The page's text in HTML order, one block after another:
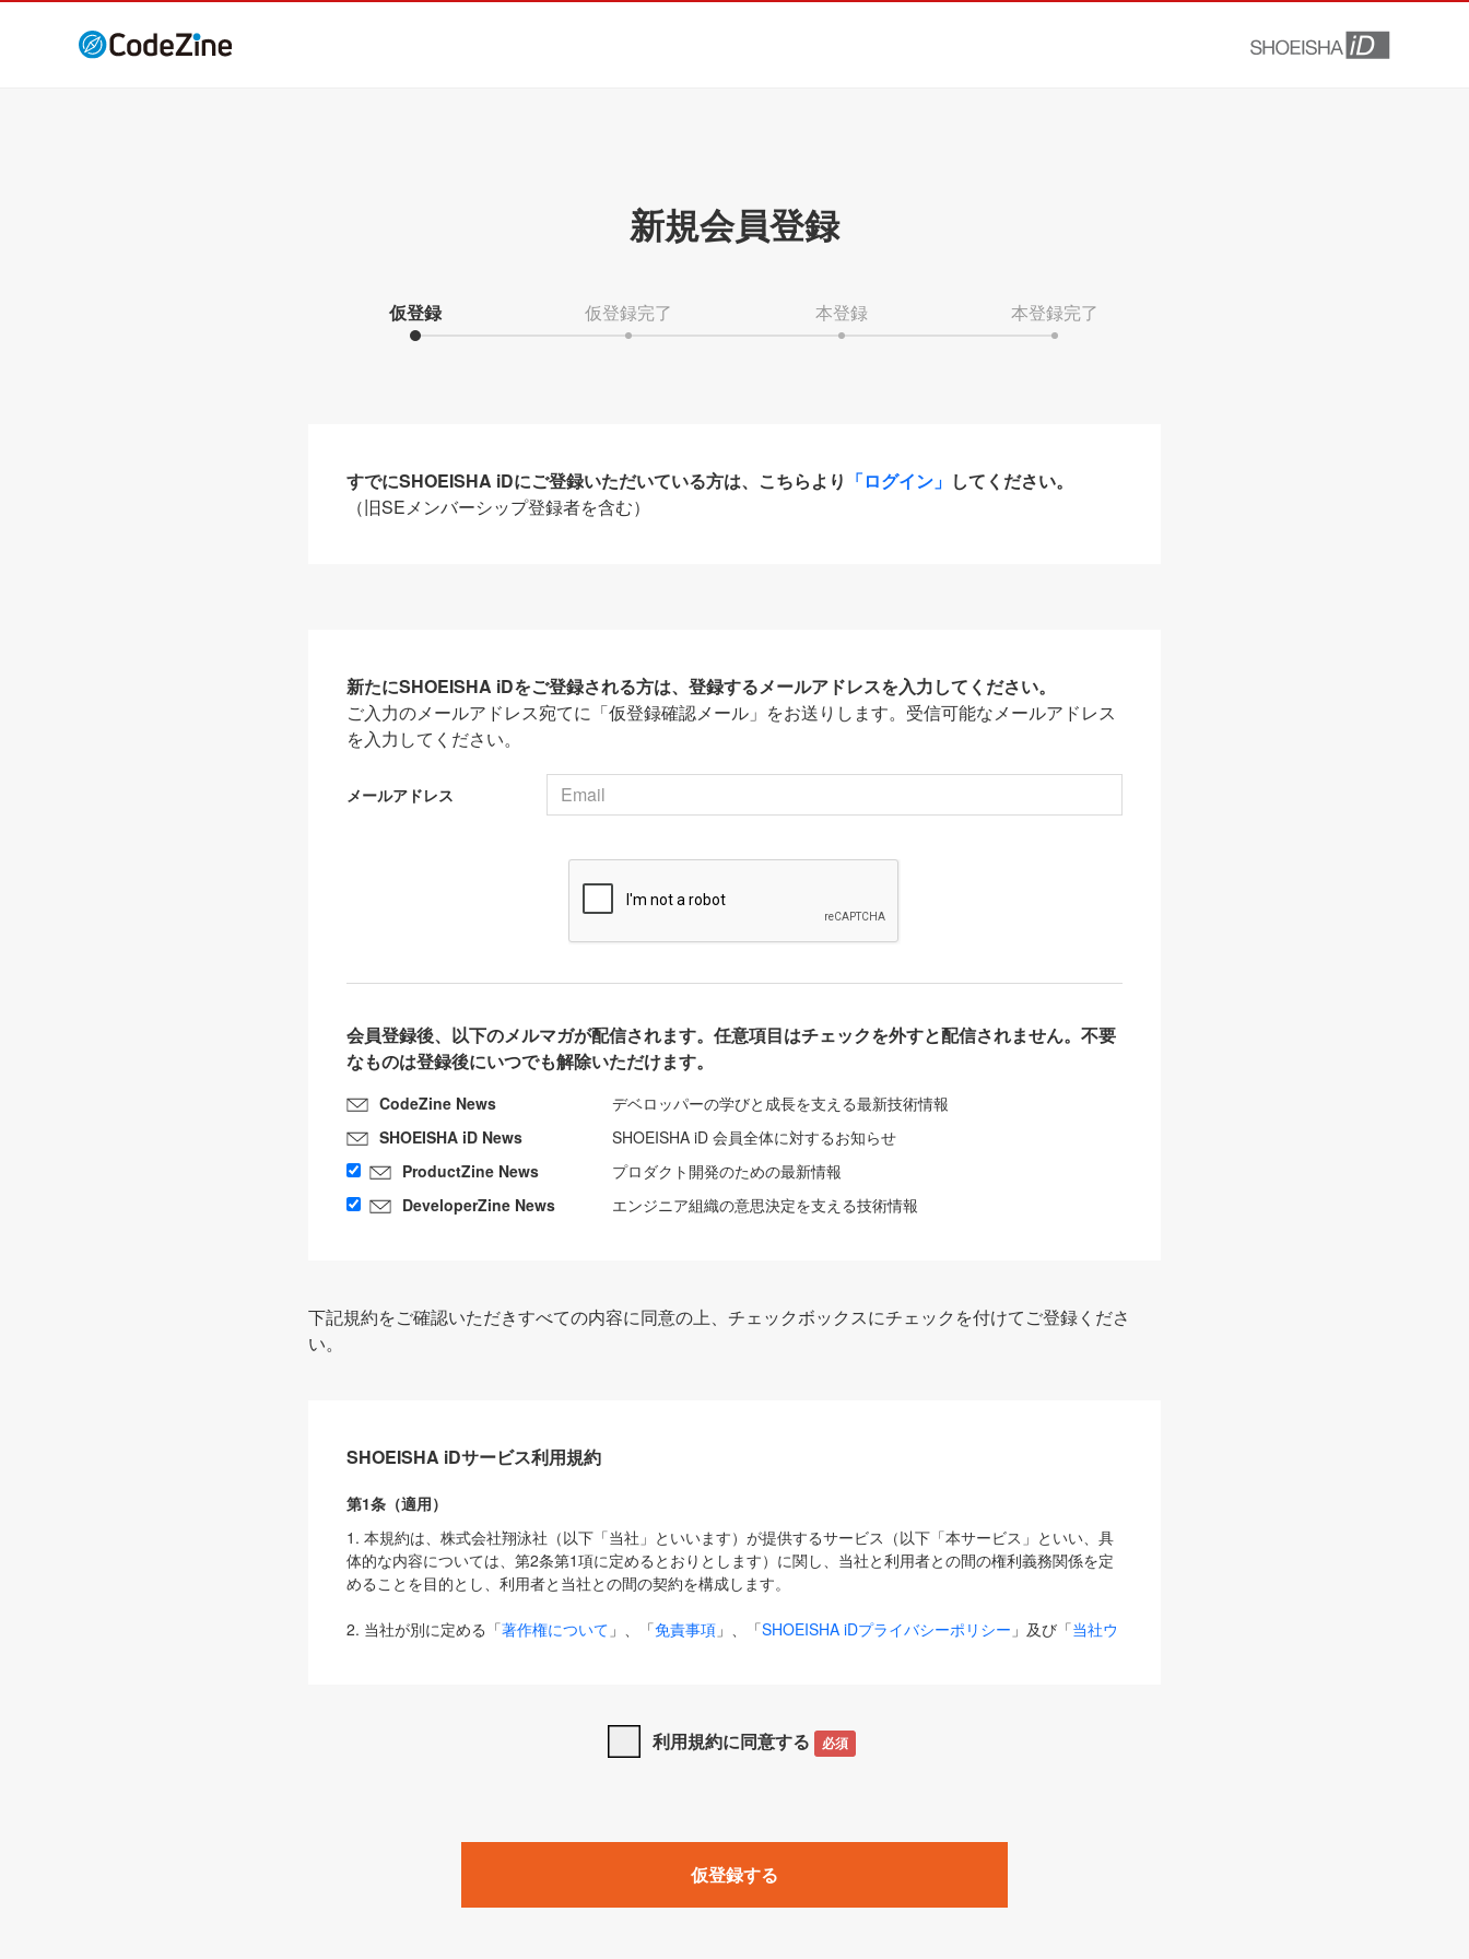
新規会員登録
仮登録 仮登録完了 本登録 本登録完了
すでにSHOEISHA iDにご登録いただいている方は、こちらより 「ログイン」 してください。
（旧SEメンバーシップ登録者を含む）
新たにSHOEISHA iDをご登録される方は、登録するメールアドレスを入力してください。
ご入力のメールアドレス宛てに「仮登録確認メール」をお送りします。受信可能なメールアドレス
を入力してください。
メールアドレス
会員登録後、以下のメルマガが配信されます。任意項目はチェックを外すと配信されません。不要
なものは登録後にいつでも解除いただけます。
CodeZine News
デベロッパーの学びと成長を支える最新技術情報
SHOEISHA iD News
SHOEISHA iD 会員全体に対するお知らせ
ProductZine News
プロダクト開発のための最新情報
DeveloperZine News
エンジニア組織の意思決定を支える技術情報
下記規約をご確認いただきすべての内容に同意の上、チェックボックスにチェックを付けてご登録くださ
い。
SHOEISHA iDサービス利用規約
第1条（適用）
1. 本規約は、株式会社翔泳社（以下「当社」といいます）が提供するサービス（以下「本サービス」といい、具
体的な内容については、第2条第1項に定めるとおりとします）に関し、当社と利用者との間の権利義務関係を定
めることを目的とし、利用者と当社との間の契約を構成します。
2. 当社が別に定める「著作権について 」、「免責事項 」、「SHOEISHA iDプライバシーポリシー 」及び「当社ウ
は、本規約の規定が優先して適用されるものとします。
1. 「本サービス」とは、当社が提供する以下のサービス（名称や内容が変更された場合、変更後のサービスを含
みます）及びこれらサービスに関連して当社が実施するイベントやキャンペーンをいいます。
「SEBook」「SEShop」「CodeZine」「MarkeZine」「EnterpriseZine」「ECzine」「Biz/Zine」「HRzine」
利用規約に同意する 必須
仮登録する